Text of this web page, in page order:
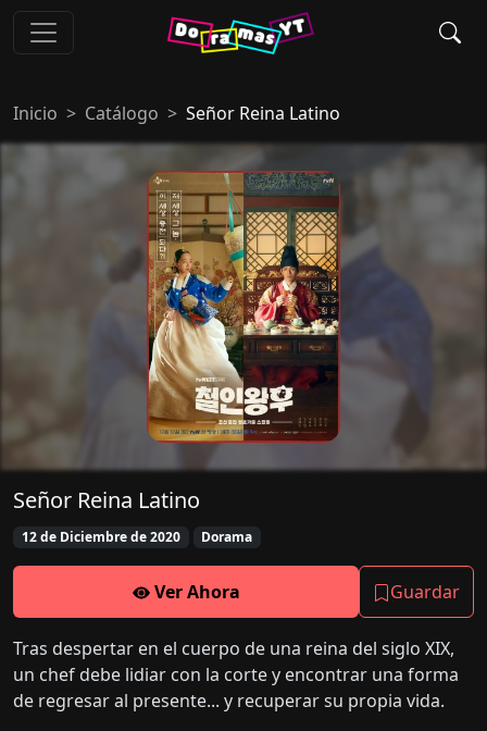
Inicio Catálogo Señor Reina Latino
Señor Reina Latino
12 de Diciembre de 2020 Dorama
Ver Ahora Guardar
Tras despertar en el cuerpo de una reina del siglo XIX,
un chef debe lidiar con la corte y encontrar una forma
de regresar al presente... y recuperar su propia vida.